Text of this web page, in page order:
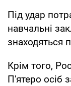
Під удар
навчальні
знаходяться
Крім того,
П'ятеро осіб